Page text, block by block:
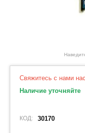
Свяжитесь с нами
Наличие уточняйте
КОД: 30170